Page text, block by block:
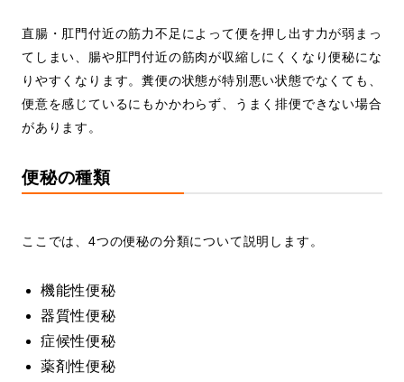
直腸・肛門付近の筋力不足によって便を押し出す力が弱まっ
てしまい、腸や肛門付近の筋肉が収縮しにくくなり便秘にな
りやすくなります。糞便の状態が特別悪い状態でなくても、
便意を感じているにもかかわらず、うまく排便できない場合
があります。
便秘の種類
ここでは、4つの便秘の分類について説明します。
機能性便秘
器質性便秘
症候性便秘
薬剤性便秘